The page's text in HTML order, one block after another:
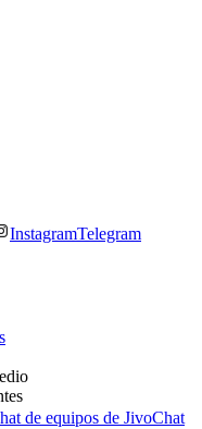
InstagramTelegram
de equipos de JivoChat